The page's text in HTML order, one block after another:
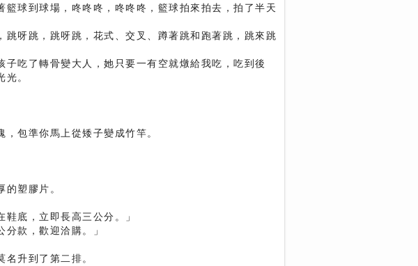
籃球到球場，咚咚咚，咚咚咚，籃球拍來拍去，拍了半天
呀跳，跳呀跳，花式、交叉、蹲著跳和跑著跳，跳來跳
吃了轉骨變大人，她只要一有空就燉給我吃，吃到後
。
包準你馬上從矮子變成竹竿。
塑膠片。
底，立即長高三公分。」
款，歡迎洽購。」
升到了第二排。